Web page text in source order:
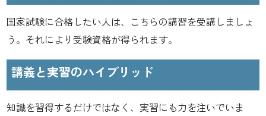
国家試験に合格したい人は、こちらの講習を受講しましょ
う。それにより受験資格が得られます。
講義と実習のハイブリッド
知識を習得するだけではなく、実習にも力を注いでいま